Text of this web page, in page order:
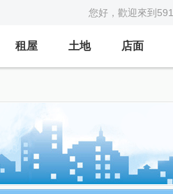
您好，歡迎來到
租屋 土地 店面